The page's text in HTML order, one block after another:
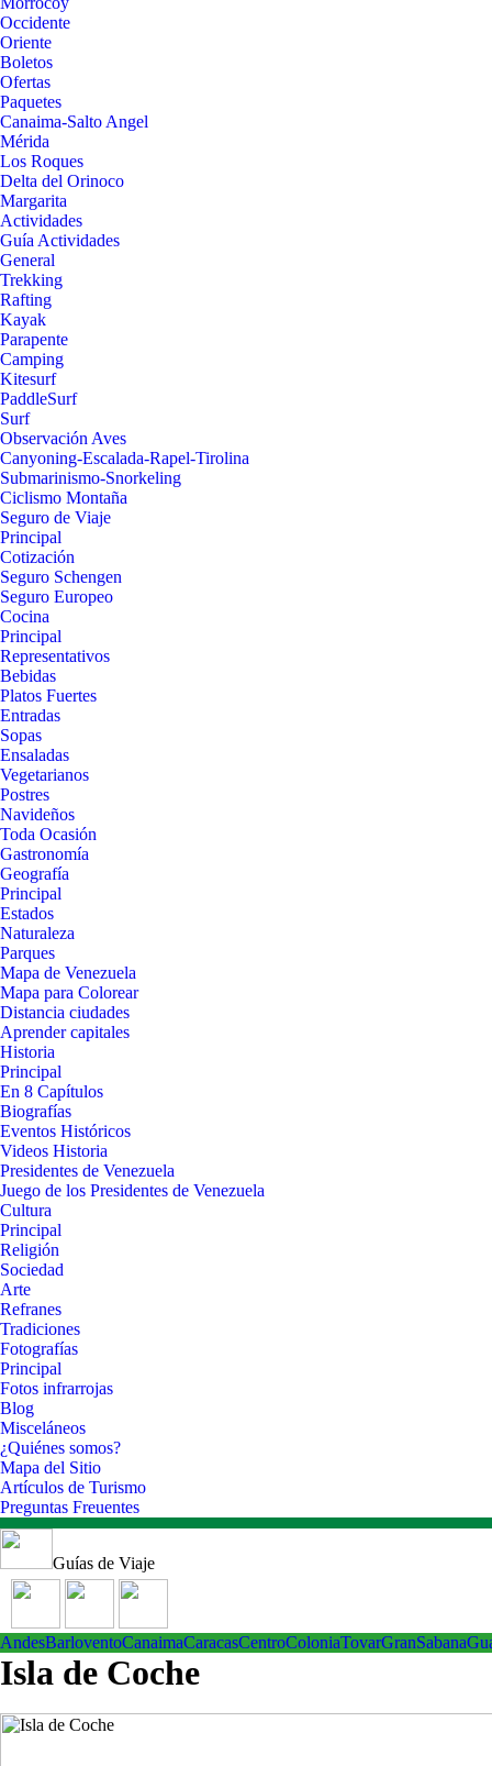
Occidente
Oriente
Boletos
Ofertas
Paquetes
Canaima-Salto Angel
Mérida
Los Roques
Delta del Orinoco
Margarita
Actividades
Guía Actividades
General
Trekking
Rafting
Kayak
Parapente
Camping
Kitesurf
PaddleSurf
Surf
Observación Aves
Canyoning-Escalada-Rapel-Tirolina
Submarinismo-Snorkeling
Ciclismo Montaña
Seguro de Viaje
Principal
Cotización
Seguro Schengen
Seguro Europeo
Cocina
Principal
Representativos
Bebidas
Platos Fuertes
Entradas
Sopas
Ensaladas
Vegetarianos
Postres
Navideños
Toda Ocasión
Gastronomía
Geografía
Principal
Estados
Naturaleza
Parques
Mapa de Venezuela
Mapa para Colorear
Distancia ciudades
Aprender capitales
Historia
Principal
En 8 Capítulos
Biografías
Eventos Históricos
Videos Historia
Presidentes de Venezuela
Juego de los Presidentes de Venezuela
Cultura
Principal
Religión
Sociedad
Arte
Refranes
Tradiciones
Fotografías
Principal
Fotos infrarrojas
Blog
Misceláneos
¿Quiénes somos?
Mapa del Sitio
Artículos de Turismo
Preguntas Freuentes
Guías de Viaje
AndesBarloventoCanaimaCaracasCentroColoniaTovarGranSabana
Isla de Coche